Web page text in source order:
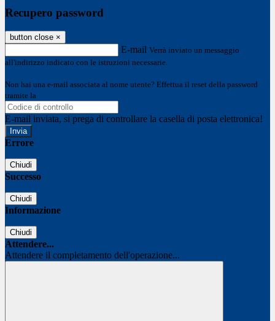
Recupero password
button close ×
E-mail Verrà inviato un messaggio
all'indirizzo indicato con le istruzioni necessarie.
Non hai una e-mail associata al nome utente? Effettua il reset della password
tramite la
E-mail inviata, si prega di controllare la casella di posta elettronica!
Errore
Chiudi
Successo
Chiudi
Informazione
Chiudi
Attendere...
Attendere il completamento dell'operazione...